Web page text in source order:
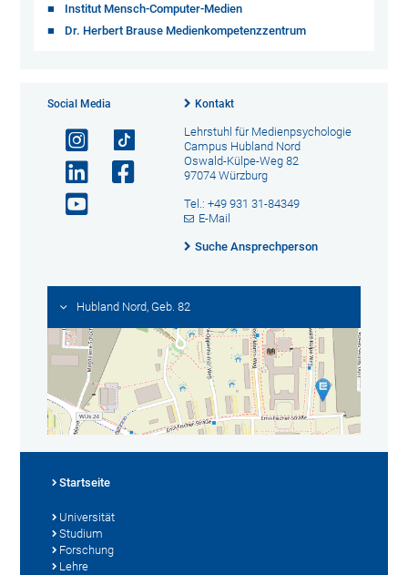
Institut Mensch-Computer-Medien
Dr. Herbert Brause Medienkompetenzzentrum
Social Media Kontakt
Lehrstuhl für Medienpsychologie
Campus Hubland Nord
Oswald-Külpe-Weg 82
97074 Würzburg
Tel.: +49 931 31-84349
E-Mail
Suche Ansprechperson
Hubland Nord, Geb. 82
Startseite
Universität
Studium
Forschung
Lehre